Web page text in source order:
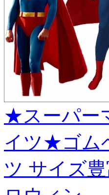
★スーパー
イツ★ゴム
ツ サイズ